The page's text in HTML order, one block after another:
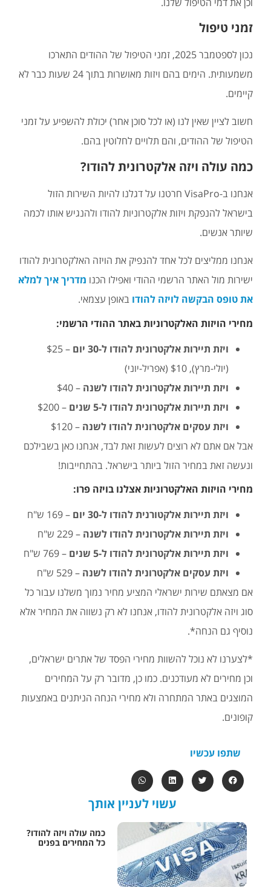
זמני טיפול
נכון לספטמבר 2025, זמני הטיפול של ההודים התארכו
משמעותית. הימים בהם ויזות מאושרות בתוך 24 שעות כבר לא
קיימים.
חשוב לציין שאין לנו (או לכל סוכן אחר) יכולת להשפיע על זמני
הטיפול של ההודים, והם תלויים לחלוטין בהם.
כמה עולה ויזה אלקטרונית להודו?
אנחנו ב-VisaPro חרטנו על דגלנו להיות השירות הזול
בישראל להנפקת ויזות אלקטרוניות להודו ולהנגיש אותו לכמה
שיותר אנשים.
אנחנו ממליצים לכל אחד להנפיק את הויזה האלקטרונית להודו
ישירות מול האתר הרשמי ההודי ואפילו הכנו מדריך איך למלא
את טופס הבקשה לויזה להודו באופן עצמאי.
מחירי הויזות האלקטרוניות באתר ההודי הרשמי:
ויזת תיירות אלקטרונית להודו ל-30 יום
– $25
(יולי-מרץ), $10 (אפריל-יוני)
ויזת תיירות אלקטרונית להודו לשנה – $40
ויזת תיירות אלקטרונית להודו ל-5 שנים
– $200
ויזת עסקים אלקטרונית להודו לשנה – $120
אבל אם אתם לא רוצים לעשות זאת לבד, אנחנו כאן בשבילכם
ונעשה זאת במחיר הזול ביותר בישראל. בהתחייבות!
מחירי הויזות האלקטרוניות אצלנו בויזה פרו:
ויזת תיירות אלקטורנית להודו ל-30 יום
– 169 ש"ח
ויזת תיירות אלקטרונית להודו לשנה – 229 ש"ח
ויזת תיירות אלקטרונית להודו ל-5 שנים
– 769 ש"ח
ויזת עסקים אלקטרונית להודו לשנה – 529 ש"ח
אם מצאתם שירות ישראלי המציע מחיר נמוך משלנו עבור כל
סוג ויזה אלקטרונית להודו, אנחנו לא רק נשווה את המחיר אלא
נוסיף גם הנחה*.
*לצערנו לא נוכל להשוות מחירי הפסד של אתרים ישראלים,
וכן מחירים לא מעודכנים. כמו כן, מדובר רק על המחירים
המוצגים באתר המתחרה ולא מחירי הנחה הניתנים באמצעות
קופונים.
שתפו עכשיו
עשוי לעניין אותך
כמה עולה ויזה להודו?
כל המחירים בפנים